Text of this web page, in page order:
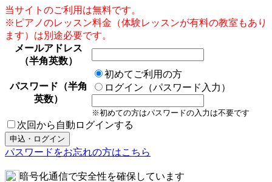
当サイトのご利用は無料です。
※ピアノのレッスン料金（体験レッスンが有料の教室もあり
ます）は別途必要です。
メールアドレス
（半角英数）
パスワード（半角
英数）
初めてご利用の方
ログイン（パスワード入力）
※初めての方はパスワードの入力は不要です
次回から自動ログインする
パスワードをお忘れの方はこちら
暗号化通信で安全性を確保しています